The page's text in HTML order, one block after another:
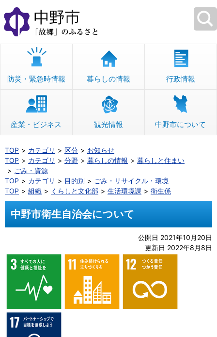
本
文
へ
移
防災・緊急時情報 暮らしの情報 行政情報
産業・ビジネス 観光情報 中野市について
TOP カテゴリ 区分
お知らせ
TOP
カテゴリ 分野 暮らしの情報
暮らしと住まい
ごみ・資源
TOP
カテゴリ 目的別
ごみ・リサイクル・環境
TOP
組織 くらしと文化部 生活環境課 衛生係
中野市衛生自治会について
公開日 2021年10月20日
更新日 2022年8月8日